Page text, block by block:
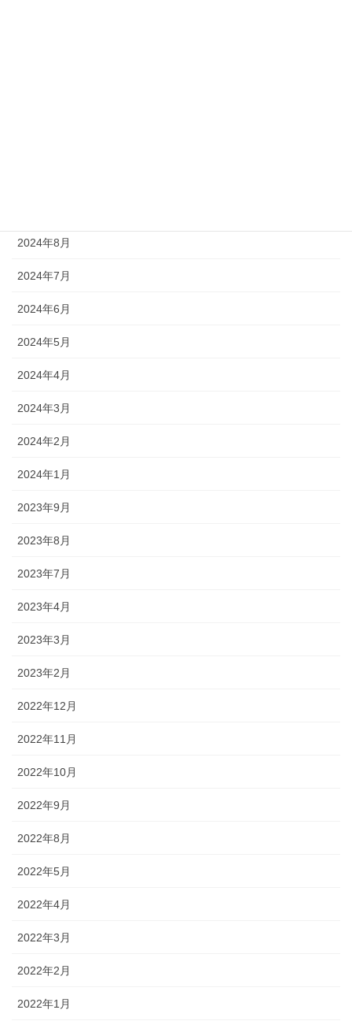
2024年8月
2024年7月
2024年6月
2024年5月
2024年4月
2024年3月
2024年2月
2024年1月
2023年9月
2023年8月
2023年7月
2023年4月
2023年3月
2023年2月
2022年12月
2022年11月
2022年10月
2022年9月
2022年8月
2022年5月
2022年4月
2022年3月
2022年2月
2022年1月